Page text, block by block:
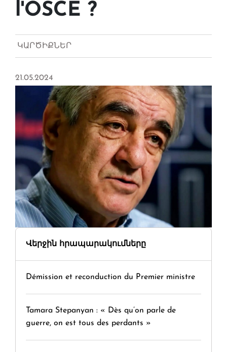
l'OSCE ?
ԿԱՐԾԻՔՆԵՐ
21.05.2024
Վերջին հրապարակումները
Démission et reconduction du Premier ministre
Tamara Stepanyan : « Dès qu’on parle de
guerre, on est tous des perdants »